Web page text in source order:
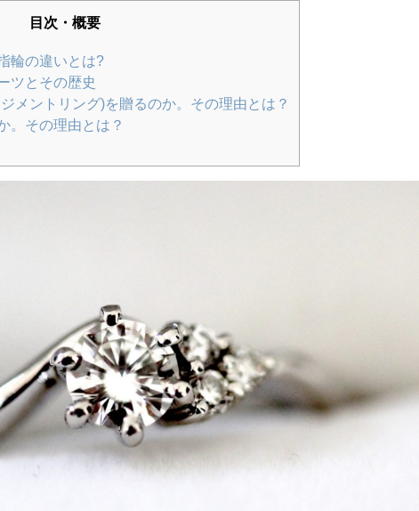
目次・概要
輪の違いとは?
ツとその歴史
メントリング)を贈るのか。その理由とは？
。その理由とは？